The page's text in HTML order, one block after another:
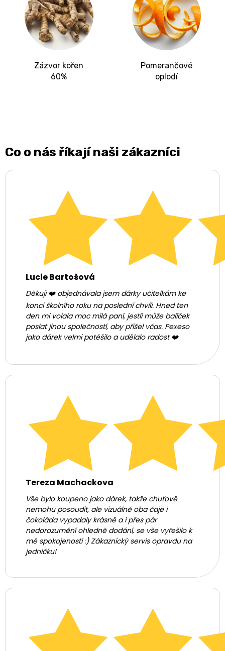
Zázvor kořen
60%
Pomerančové
oplodí
Co o nás říkají naši zákazníci
Lucie Bartošová
Děkuji ❤️ objednávala jsem dárky učitelkám ke
konci školního roku na poslední chvíli. Hned ten
den mi volala moc milá paní, jestli může balíček
poslat jinou společností, aby přišel včas. Pexeso
jako dárek velmi potěšilo a udělalo radost ❤️
Tereza Machackova
Vše bylo koupeno jako dárek, takže chuťově
nemohu posoudit, ale vizuálně oba čaje i
čokoláda vypadaly krásně a i přes pár
nedorozumění ohledně dodání, se vše vyřešilo k
mé spokojenosti :) Zákaznický servis opravdu na
jedničku!